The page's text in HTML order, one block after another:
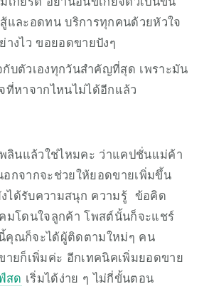
และอดทน บริการทุกคนด้วยหัวใจ
างไว ขอยอดขายปังๆ
กับตัวเองทุกวันสำคัญที่สุด เพราะมัน
ที่หาจากไหนไม่ได้อีกแล้ว
ลินแล้วใช่ไหมคะ ว่าแคปชั่นแม่ค้า
กจากจะช่วยให้ยอดขายเพิ่มขึ้น
ได้รับความสนุก ความรู้  ข้อคิด
มโดนใจลูกค้า โพสต์นั้นก็จะแชร์
นี้คุณก็จะได้ผู้ติดตามใหม่ๆ คน
ยก็เพิ่มค่ะ อีกเทคนิคเพิ่มยอดขาย
สด เริ่มได้ง่าย ๆ ไม่กี่ขั้นตอน